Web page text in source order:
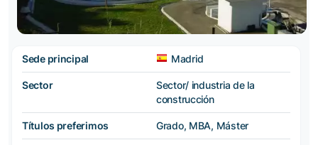
Sede principal Madrid
Sector
Sector/ industria de la
construcción
Títulos preferimos Grado, MBA, Máster